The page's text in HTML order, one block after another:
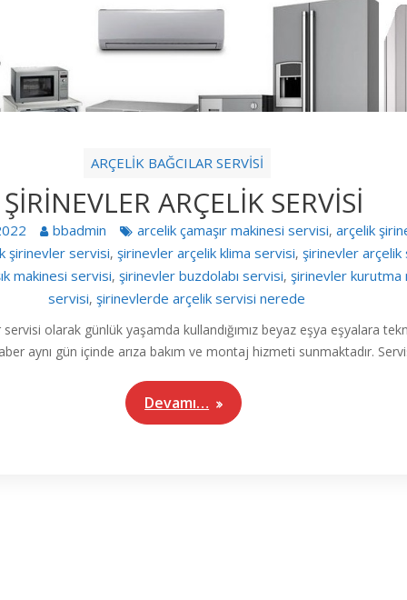
ARÇELİK BAĞCILAR SERVİSİ
ŞİRİNEVLER ARÇELİK SERVİSİ
bbadmin arcelik çamaşır makinesi servisi, arçelik
şirinevler servisi, şirinevler arçelik klima servisi, şirinevler arçelik
makinesi servisi, şirinevler buzdolabı servisi, şirinevler kurutma
servisi,şirinevlerde arçelik servisi nerede
olarak günlük yaşamda kullandığımız beyaz eşya eşyalara
aynı gün içinde arıza bakım ve montaj hizmeti sunmaktadır.
Devamı…